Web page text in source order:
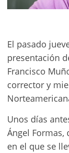
El pasado
presentación
Francisco
corrector y
Unos días
Ángel Formas,
en el que se